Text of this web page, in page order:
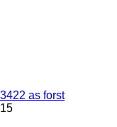
3422 as forst
15